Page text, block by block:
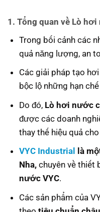
1. Tổng quan về Lò
Trong bối cảnh các
quả năng lượng, an
Các giải pháp tạo
bộc lộ những hạn
Do đó, Lò hơi nước
được các doanh
thay thế hiệu quả
VYC Industrial
là
Nha,chuyên về thiết
nước VYC.
Các sản phẩm của